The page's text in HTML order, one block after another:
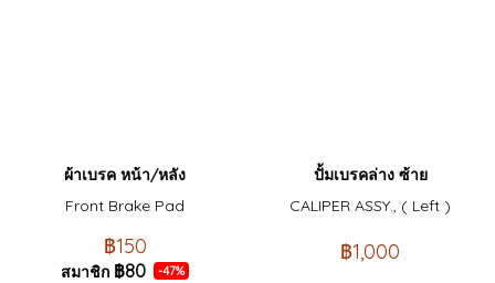
ผ้าเบรค หน้า/หลัง
Front Brake Pad
฿150
สมาชิก ฿80 -47%
ปั้มเบรคล่าง ซ้าย
CALIPER ASSY., ( Left )
฿1,000